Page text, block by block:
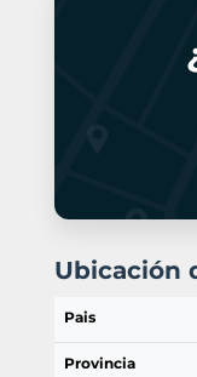
Ubicación
Pais
Provincia